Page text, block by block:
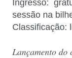
Ingresso:
sessão na
Classificação:
Lançamento do